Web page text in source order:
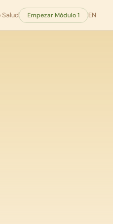
Empezar Módulo 1 EN